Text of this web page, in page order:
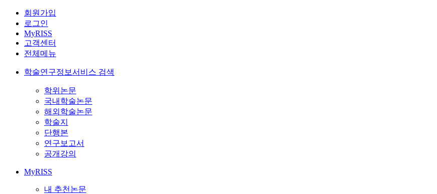
회원가입
로그인
MyRISS
고객센터
전체메뉴
학술연구정보서비스 검색
학위논문
국내학술논문
해외학술논문
학술지
단행본
연구보고서
공개강의
MyRISS
내 추천논문